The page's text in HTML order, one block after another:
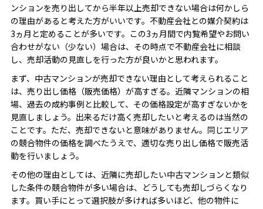
ンションを売り出してから半年以上売却できない場合は何かしら
の理由があると考えた方がいいです。不動産会社との媒介契約は
3ヵ月と定めることが多いです。この3ヵ月間で内覧希望やお問い
合わせがない（少ない）場合は、その時点で不動産会社に相談
し、売却活動の見直しを行った方が良いかと思われます。
まず、中古マンションが売却できない理由として考えられること
は、売り出し価格（販売価格）が高すぎる。近隣マンションの相
場、過去の成約事例と比較して、その価格設定が高すぎないかを
見直しましょう。出来るだけ高く売却したいと考えるのは当然の
ことです。ただ、売却できないと意味がありません。同じエリア
の競合物件の価格を調べたうえで、適切な売り出し価格で販売活
動を行いましょう。
その他の理由としては、近隣に売却したい中古マンションと類似
した条件の競合物件が多い場合は、どうしても売却しづらくなり
ます。買い手にとって選択肢が多ければ多いほど、他の物件に